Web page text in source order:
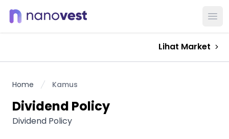
Lihat Market
Home Kamus
Dividend Policy
Dividend Policy